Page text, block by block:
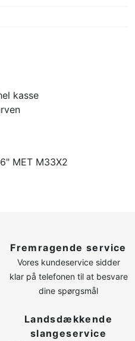
kasse
MET M33X2
Fremragende service
Vores kundeservice sidder
klar på telefonen til at besvare
dine spørgsmål
Landsdækkende
slangeservice